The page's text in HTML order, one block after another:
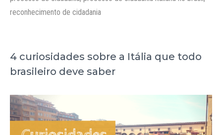
reconhecimento de cidadania
4 curiosidades sobre a Itália que todo
brasileiro deve saber